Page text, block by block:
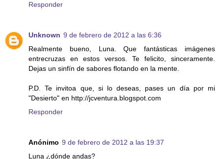
Responder
Unknown 9 de febrero de 2012 a las 6:36
Realmente bueno, Luna. Que fantásticas imágenes
entrecruzas en estos versos. Te felicito, sinceramente.
Dejas un sinfín de sabores flotando en la mente.
P.D. Te invitoa que, si lo deseas, pases un día por mi
"Desierto" en http://jcventura.blogspot.com
Responder
Anónimo 9 de febrero de 2012 a las 19:37
Luna ¿dónde andas?